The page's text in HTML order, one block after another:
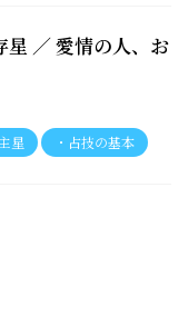
星 ／ 愛情の人、お
星 ・占技の基本